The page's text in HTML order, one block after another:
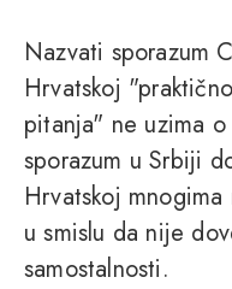
Nazvati sporazum
Hrvatskoj
pitanja" ne uzima
sporazum u Srbiji
Hrvatskoj
u smislu da nije
samostalnosti.